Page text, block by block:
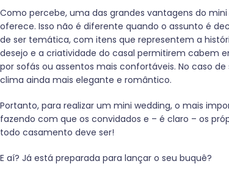
Como percebe, uma das grandes vantagens do
oferece. Isso não é diferente quando o assunto é
de ser temática, com itens que representem a
desejo e a criatividade do casal permitirem cabem
por sofás ou assentos mais confortáveis. No caso
clima ainda mais elegante e romântico.
Portanto, para realizar um mini wedding, o mais
fazendo com que os convidados e – é claro – os
todo casamento deve ser!
E aí? Já está preparada para lançar o seu buquê?